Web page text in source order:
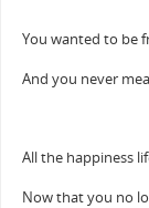
You wanted to be
And you never
All the happiness
Now that you no